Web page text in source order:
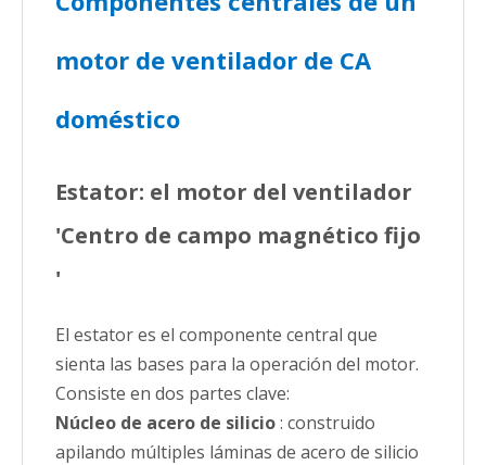
motor de ventilador de CA
doméstico
Estator: el motor del ventilador
'Centro de campo magnético fijo
'
El estator es el componente central que
sienta las bases para la operación del motor.
Consiste en dos partes clave:
Núcleo de acero de silicio: construido
apilando múltiples láminas de acero de silicio